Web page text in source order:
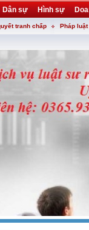
Dân sự Hình sự
tranh chấp Pháp